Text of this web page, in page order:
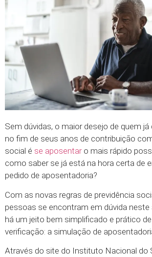
Sem dúvidas, o maior desejo de quem
no fim de seus anos de contribuição
social é se aposentaro mais rápido
como saber se já está na hora certa de
pedido de aposentadoria?
Com as novas regras de previdência
pessoas se encontram em dúvida neste
há um jeito bem simplificado e prático
verificação: a simulação de
Através do site do Instituto Nacional do